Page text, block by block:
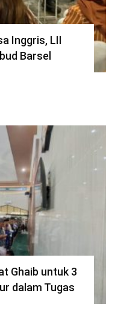
Inggris, LII
Barsel
Ghaib untuk 3
dalam Tugas